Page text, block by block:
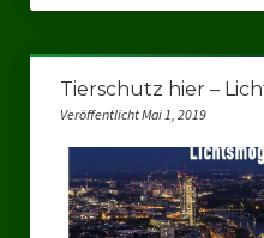
Landesverband Berlin
Kommunale Gremien
Ratsfraktion Tierschutz Aktiv
Ratsgruppe Freie Wähler
Ratsgruppe Tierschutz /
Tierschutz hier –
Veröffentlicht Mai 1, 2019